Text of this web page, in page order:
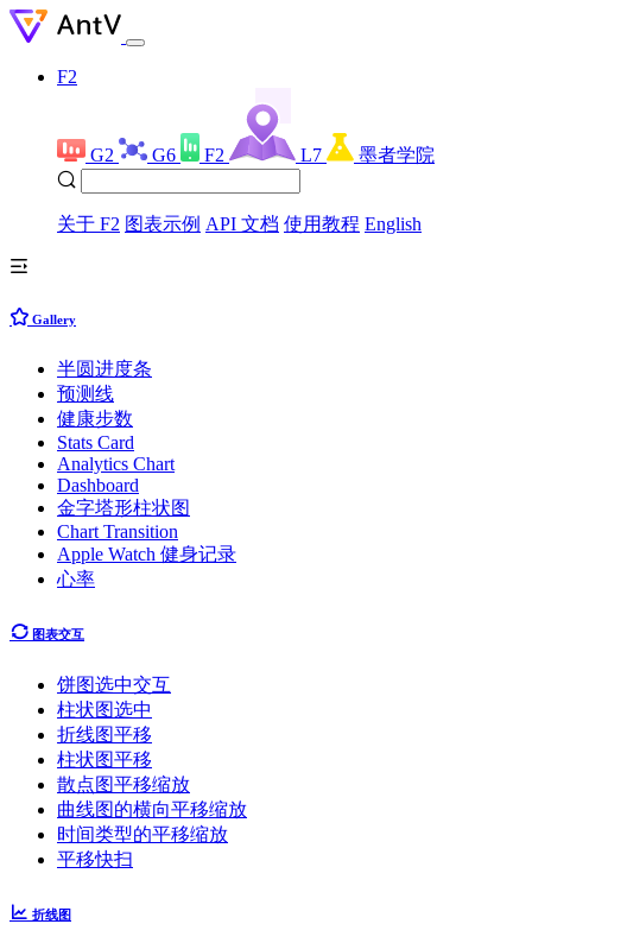
F2
G2 G6 F2 L7 墨者学院
关于 F2 图表示例 API 文档 使用教程 English
Gallery
半圆进度条
预测线
健康步数
Stats Card
Analytics Chart
Dashboard
金字塔形柱状图
Chart Transition
Apple Watch 健身记录
心率
图表交互
饼图选中交互
柱状图选中
折线图平移
柱状图平移
散点图平移缩放
曲线图的横向平移缩放
时间类型的平移缩放
平移快扫
折线图